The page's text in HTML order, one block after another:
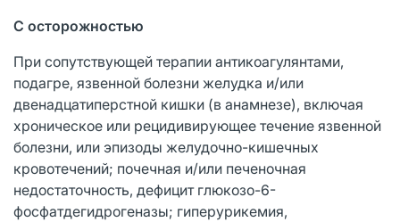
С осторожностью
При сопутствующей терапии антикоагулянтами,
подагре, язвенной болезни желудка и/или
двенадцатиперстной кишки (в анамнезе), включая
хроническое или рецидивирующее течение язвенной
болезни, или эпизоды желудочно-кишечных
кровотечений; почечная и/или печеночная
недостаточность, дефицит глюкозо-6-
фосфатдегидрогеназы; гиперурикемия,